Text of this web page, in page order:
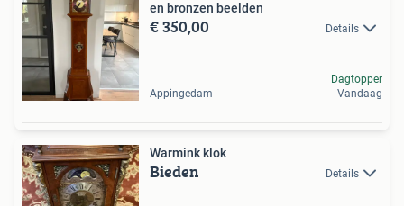
en bronzen beelden
€ 350,00 Details
Appingedam
Dagtopper
Vandaag
Warmink klok
Bieden Details